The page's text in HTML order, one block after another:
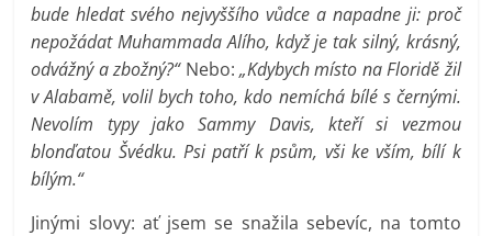
bude hledat svého nejvyššího vůdce a napadne ji: proč
nepožádat Muhammada Alího, když je tak silný, krásný,
odvážný a zbožný?“ Nebo: „Kdybych místo na Floridě žil
v Alabamě, volil bych toho, kdo nemíchá bílé s černými.
Nevolím typy jako Sammy Davis, kteří si vezmou
blonďatou Švédku. Psi patří k psům, vši ke vším, bílí k
bílým.“
Jinými slovy: ať jsem se snažila sebevíc, na tomto